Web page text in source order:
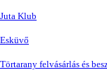
Juta Klub
Esküvő
Törtarany felvásárlás és